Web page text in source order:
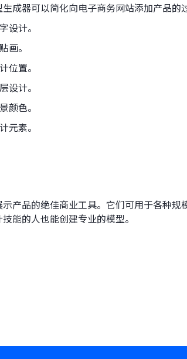
生成器可以简化向电子商务网站添加产品
设计。
画。
位置。
设计。
颜色。
元素。
产品的绝佳商业工具。它们可用于各种
能的人也能创建专业的模型。